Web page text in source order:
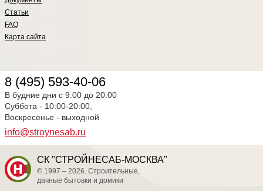
Статьи
FAQ
Карта сайта
8 (495) 593-40-06
В будние дни с 9:00 до 20:00
Суббота - 10:00-20:00,
Воскресенье - выходной
info@stroynesab.ru
СК "СТРОЙНЕСАБ-МОСКВА"
© 1997 – 2026. Строительные,
дачные бытовки и домики